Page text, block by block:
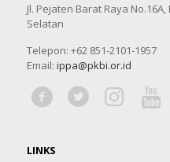
Jl. Pejaten Barat Raya
Selatan
Telepon: +62 851-2101-1957
Email: ippa@pkbi.or.id
LINKS